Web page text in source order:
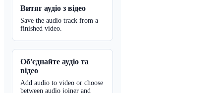
Витяг аудіо з відео
Save the audio track from a
finished video.
Об'єднайте аудіо та
відео
Add audio to video or choose
between audio joiner and